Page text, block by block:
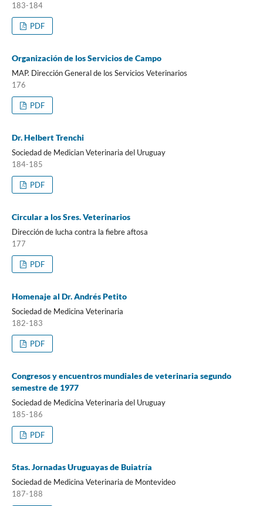
183-184
PDF
Organización de los Servicios de Campo
MAP. Dirección General de los Servicios Veterinarios
176
PDF
Dr. Helbert Trenchi
Sociedad de Medician Veterinaria del Uruguay
184-185
PDF
Circular a los Sres. Veterinarios
Dirección de lucha contra la fiebre aftosa
177
PDF
Homenaje al Dr. Andrés Petito
Sociedad de Medicina Veterinaria
182-183
PDF
Congresos y encuentros mundiales de veterinaria segundo
semestre de 1977
Sociedad de Medicina Veterinaria del Uruguay
185-186
PDF
5tas. Jornadas Uruguayas de Buiatría
Sociedad de Medicina Veterinaria de Montevideo
187-188